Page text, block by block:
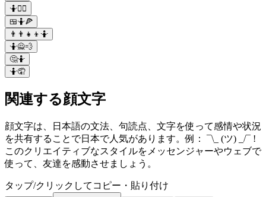
🤷👱‍♀️
🍱🤷🍕
👨‍👨‍👧‍👦🤷
🤷🙅💨
🤔🤷
🤷🤦
関連する顔文字
顔文字は、日本語の文法、句読点、文字を使って感情や状況
を共有することで日本で人気があります。例： ¯\_ (ツ) _/¯ !
このクリエイティブなスタイルをメッセンジャーやウェブで
使って、友達を感動させましょう。
タップ/クリックしてコピー・貼り付け